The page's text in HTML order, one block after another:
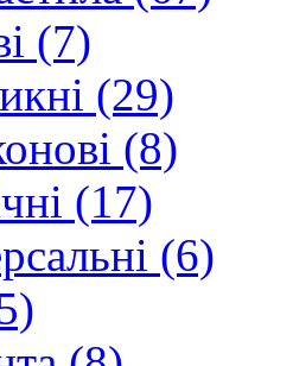
(7)
(29)
(8)
(17)
(6)